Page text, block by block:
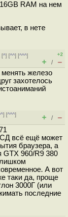
RAM на нем
в нете
[^] [^^] [^^^]
+2
+ / –
менять железо
захотелось
] [^^^]
+ / –
всё ещё может
браузера, а
GTX 960/R9 380
А вот
таки да, проще
3000Г (или
последние